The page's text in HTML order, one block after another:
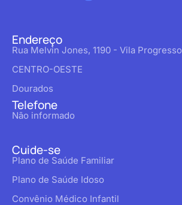
Endereço
Rua Melvin Jones, 1190 - Vila Progresso
CENTRO-OESTE
Dourados
Telefone
Não informado
Cuide-se
Plano de Saúde Familiar
Plano de Saúde Idoso
Convênio Médico Infantil